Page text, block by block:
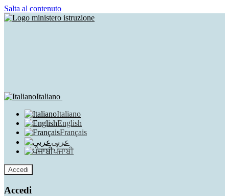
Salta al contenuto
Italiano
Italiano
English
Français
عربى
ਪੰਜਾਬੀ
Accedi
Accedi